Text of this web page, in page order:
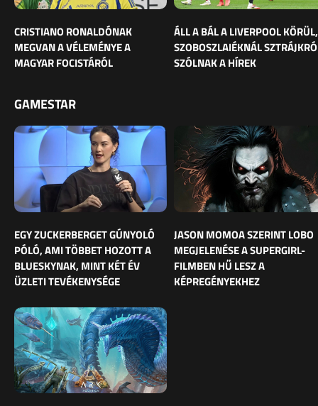
CRISTIANO RONALDÓNAK
MEGVAN A VÉLEMÉNYE A
MAGYAR FOCISTÁRÓL
ÁLL A BÁL A LIVERPOOL KÖRÜL,
SZOBOSZLAIÉKNÁL
SZÓLNAK A HÍREK
GAMESTAR
EGY ZUCKERBERGET GÚNYOLÓ
PÓLÓ, AMI TÖBBET HOZOTT A
BLUESKYNAK, MINT KÉT ÉV
ÜZLETI TEVÉKENYSÉGE
JASON MOMOA SZERINT LOBO
MEGJELENÉSE A SUPERGIRL-
FILMBEN HŰ LESZ A
KÉPREGÉNYEKHEZ